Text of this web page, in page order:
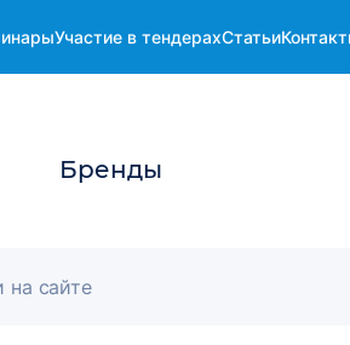
Участие в тендерахСтатьи
Бренды